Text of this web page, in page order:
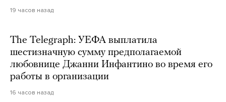
19 часов назад
The Telegraph: УЕФА выплатила
шестизначную сумму предполагаемой
любовнице Джанни Инфантино во время его
работы в организации
16 часов назад